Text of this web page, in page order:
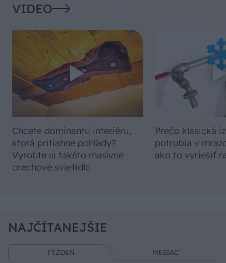
VIDEO
Chcete dominantu interiéru,
ktorá pritiahne pohľady?
Vyrobte si takéto masívne
orechové svietidlo
Prečo klasická
potrubia v
ako to vyriešiť
NAJČÍTANEJŠIE
TÝŽDEŇ MESIAC